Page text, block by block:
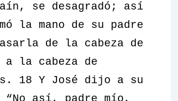
se desagradó; así
la mano de su padre
de la cabeza de
la cabeza de
18 Y José dijo a su
“No así, padre mío,